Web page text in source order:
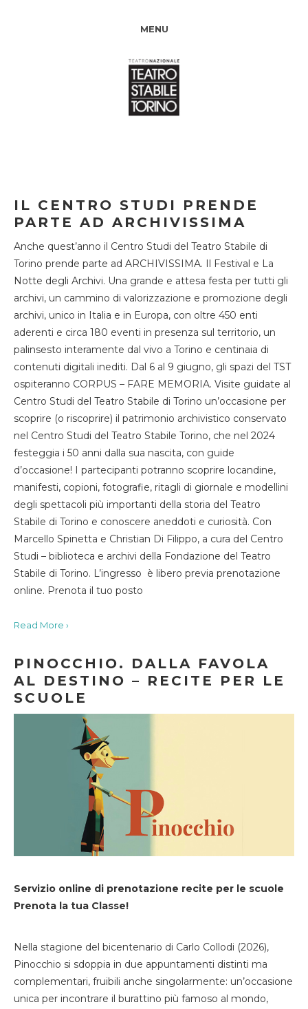
MENU
IL CENTRO STUDI PRENDE
PARTE AD ARCHIVISSIMA
Anche quest’anno il Centro Studi del Teatro Stabile di
Torino prende parte ad ARCHIVISSIMA. Il Festival e La
Notte degli Archivi. Una grande e attesa festa per tutti gli
archivi, un cammino di valorizzazione e promozione degli
archivi, unico in Italia e in Europa, con oltre 450 enti
aderenti e circa 180 eventi in presenza sul territorio, un
palinsesto interamente dal vivo a Torino e centinaia di
contenuti digitali inediti. Dal 6 al 9 giugno, gli spazi del TST
ospiteranno CORPUS – FARE MEMORIA. Visite guidate al
Centro Studi del Teatro Stabile di Torino un’occasione per
scoprire (o riscoprire) il patrimonio archivistico conservato
nel Centro Studi del Teatro Stabile Torino, che nel 2024
festeggia i 50 anni dalla sua nascita, con guide
d’occasione! I partecipanti potranno scoprire locandine,
manifesti, copioni, fotografie, ritagli di giornale e modellini
degli spettacoli più importanti della storia del Teatro
Stabile di Torino e conoscere aneddoti e curiosità. Con
Marcello Spinetta e Christian Di Filippo, a cura del Centro
Studi – biblioteca e archivi della Fondazione del Teatro
Stabile di Torino. L’ingresso è libero previa prenotazione
online. Prenota il tuo posto
Read More ›
PINOCCHIO. DALLA FAVOLA
AL DESTINO – RECITE PER LE
SCUOLE
Servizio online di prenotazione recite per le scuole
Prenota la tua Classe!
Nella stagione del bicentenario di Carlo Collodi (2026),
Pinocchio si sdoppia in due appuntamenti distinti ma
complementari, fruibili anche singolarmente: un’occasione
unica per incontrare il burattino più famoso al mondo,